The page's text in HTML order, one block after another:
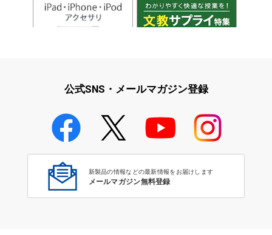
学校教育のICT環境整備特集
公式SNS・メールマガジン登録
新製品の情報などの最新情報をお届けします
メールマガジン無料登録